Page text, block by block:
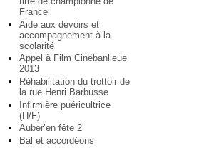
France
Aide aux devoirs et
accompagnement à la
scolarité
Appel à Film Cinébanlieue
2013
Réhabilitation du trottoir de
la rue Henri Barbusse
Infirmière puéricultrice
(H/F)
Auber’en fête 2
Bal et accordéons